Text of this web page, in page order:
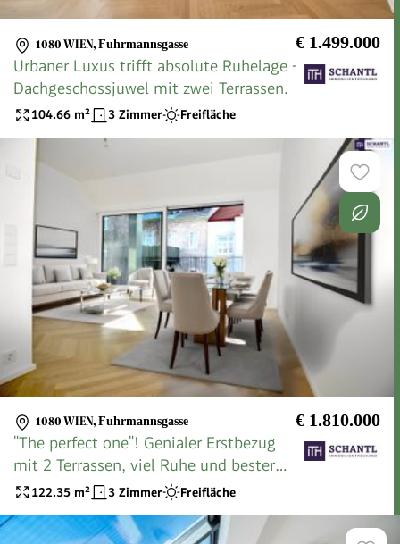
1080 WIEN, Fuhrmannsgasse € 1.499.000
Urbaner Luxus trifft absolute Ruhelage -
Dachgeschossjuwel mit zwei Terrassen.
104.66 m² 3 Zimmer Freifläche
1080 WIEN, Fuhrmannsgasse € 1.810.000
"The perfect one"! Genialer Erstbezug
mit 2 Terrassen, viel Ruhe und bester
Nachbarschaft!
122.35 m² 3 Zimmer Freifläche